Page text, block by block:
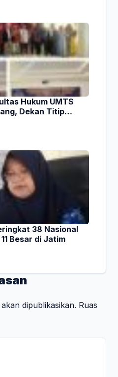
Hukum UMTS
Dekan Titip
38 Nasional
Besar di Jatim
dipublikasikan. Ruas